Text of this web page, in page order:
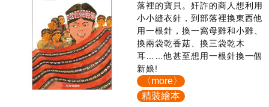
落裡的寶貝。奸詐的商人想利用
小小縫衣針，到部落裡換東西他
用一根針，換一窩母雞和小雞、
換兩袋乾香菇、換三袋乾木
耳……他甚至想用一根針換一個
新娘!
〈more〉
精裝繪本